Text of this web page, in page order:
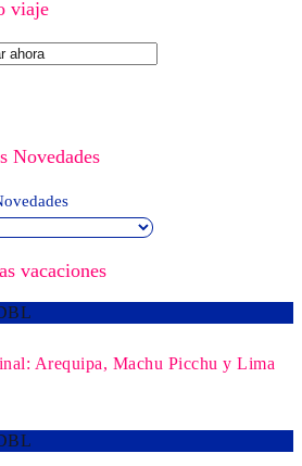
viaje
Novedades
vacaciones
Arequipa, Machu Picchu y Lima